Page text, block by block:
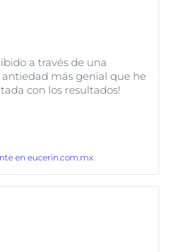
a través de una
más genial que he
con los resultados!
en eucerin.com.mx